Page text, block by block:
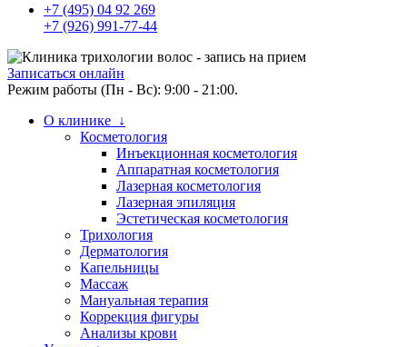
+7 (495) 04 92 269
+7 (926) 991-77-44
Записаться онлайн
Режим работы (Пн - Вс): 9:00 - 21:00.
О клинике ↓
Косметология
Инъекционная косметология
Аппаратная косметология
Лазерная косметология
Лазерная эпиляция
Эстетическая косметология
Трихология
Дерматология
Капельницы
Массаж
Мануальная терапия
Коррекция фигуры
Анализы крови